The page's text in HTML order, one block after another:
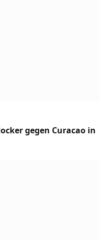
gegen Curacao in